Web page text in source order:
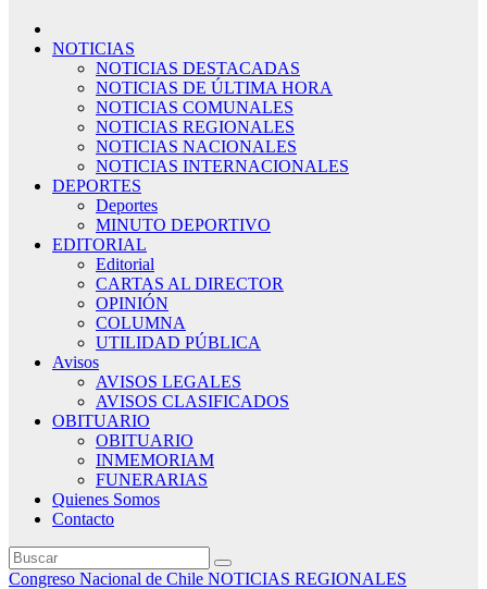
NOTICIAS
NOTICIAS DESTACADAS
NOTICIAS DE ÚLTIMA HORA
NOTICIAS COMUNALES
NOTICIAS REGIONALES
NOTICIAS NACIONALES
NOTICIAS INTERNACIONALES
DEPORTES
Deportes
MINUTO DEPORTIVO
EDITORIAL
Editorial
CARTAS AL DIRECTOR
OPINIÓN
COLUMNA
UTILIDAD PÚBLICA
Avisos
AVISOS LEGALES
AVISOS CLASIFICADOS
OBITUARIO
OBITUARIO
INMEMORIAM
FUNERARIAS
Quienes Somos
Contacto
Congreso Nacional de Chile NOTICIAS REGIONALES